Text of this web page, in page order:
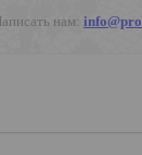
нам: